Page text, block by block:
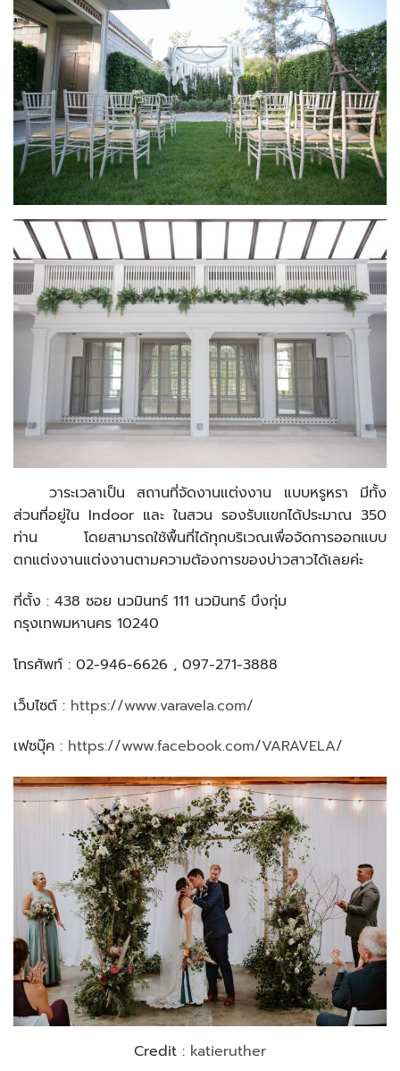
วาระเวลาเป็น สถานที่จัดงานแต่งงาน แบบหรูหรา มีทั้ง
ส่วนที่อยู่ใน Indoor และ ในสวน รองรับแขกได้ประมาณ 350
ท่าน โดยสามารถใช้พื้นที่ได้ทุกบริเวณเพื่อจัดการออกแบบ
ตกแต่งงานแต่งงานตามความต้องการของบ่าวสาวได้เลยค่ะ
ที่ตั้ง : 438 ซอย นวมินทร์ 111 นวมินทร์ บึงกุ่ม
กรุงเทพมหานคร 10240
โทรศัพท์ : 02-946-6626 , 097-271-3888
เว็บไซต์ : https://www.varavela.com/
เฟซบุ๊ค : https://www.facebook.com/VARAVELA/
Credit : katieruther